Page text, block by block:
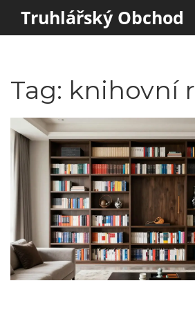
Truhlářský Obchod
Tag: knihovní